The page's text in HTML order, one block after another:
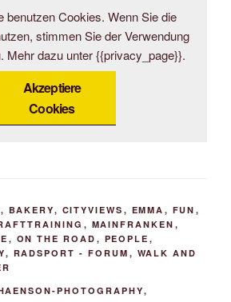
benutzen Cookies. Wenn Sie die
stimmen Sie der Verwendung
Mehr dazu unter {{privacy_page}}.
Akzeptiere
Cookies
, BAKERY, CITYVIEWS , EMMA , FUN ,
, MAINFRANKEN ,
, ON THE ROAD , PEOPLE ,
, RADSPORT - FORUM , WALK AND
PHOTOGRAPHY,